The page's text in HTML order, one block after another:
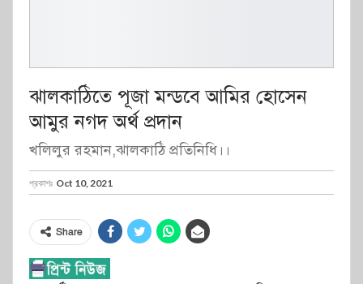
ঝালকাঠিতে পূজা মন্ডবে আমির হোসেন
আমুর নগদ অর্থ প্রদান
খলিলুর রহমান,ঝালকাঠি প্রতিনিধি।।
প্রকাশঃ Oct 10, 2021
Share